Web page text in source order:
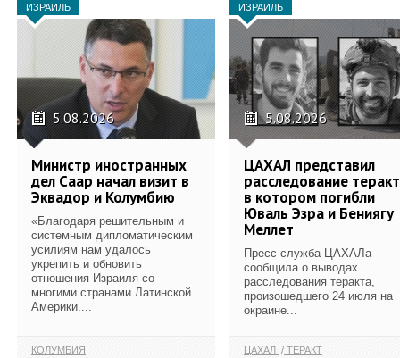
ИЗРАИЛЬ
5.08.2026
Министр иностранных
дел Саар начал визит в
Эквадор и Колумбию
«Благодаря решительным и
системным дипломатическим
усилиям нам удалось
укрепить и обновить
отношения Израиля со
многими странами Латинской
Америки....
КОЛУМБИЯ
ИЗРАИЛЬ
5.08.2026
ЦАХАЛ представил
расследование
в котором погибли
Юваль Эзра и Бениягу
Меллет
Пресс-служба ЦАХАЛа
сообщила о выводах
расследования теракта,
произошедшего 24 июля на
окраине...
ЦАХАЛ ТЕРАКТ